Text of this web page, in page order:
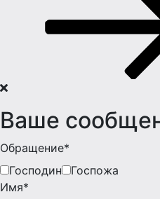
Ваше
Обращение*
Господин
Госпожа
Имя*